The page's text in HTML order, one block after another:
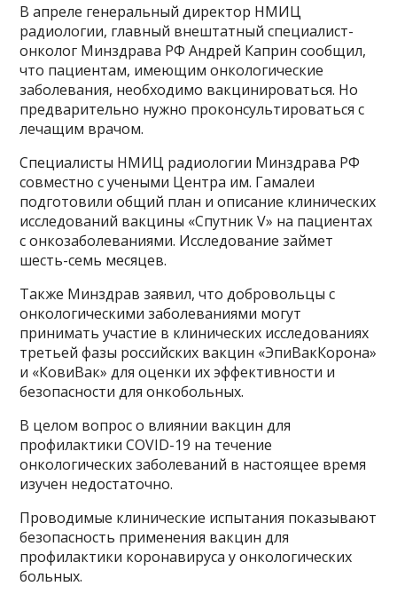
В апреле генеральный директор НМИЦ
радиологии, главный внештатный специалист-
онколог Минздрава РФ Андрей Каприн сообщил,
что пациентам, имеющим онкологические
заболевания, необходимо вакцинироваться. Но
предварительно нужно проконсультироваться с
лечащим врачом.
Специалисты НМИЦ радиологии Минздрава РФ
совместно с учеными Центра им. Гамалеи
подготовили общий план и описание клинических
исследований вакцины «Спутник V» на пациентах
с онкозаболеваниями. Исследование займет
шесть-семь месяцев.
Также Минздрав заявил, что добровольцы с
онкологическими заболеваниями могут
принимать участие в клинических исследованиях
третьей фазы российских вакцин «ЭпиВакКорона»
и «КовиВак» для оценки их эффективности и
безопасности для онкобольных.
В целом вопрос о влиянии вакцин для
профилактики COVID-19 на течение
онкологических заболеваний в настоящее время
изучен недостаточно.
Проводимые клинические испытания показывают
безопасность применения вакцин для
профилактики коронавируса у онкологических
больных.